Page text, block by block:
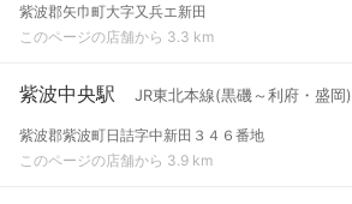
紫波郡矢巾町大字又兵エ新田
このページの店舗から 3.3 km
紫波中央駅 JR東北本線(黒磯～利府・盛岡)
紫波郡紫波町日詰字中新田３４６番地
このページの店舗から 3.9 km